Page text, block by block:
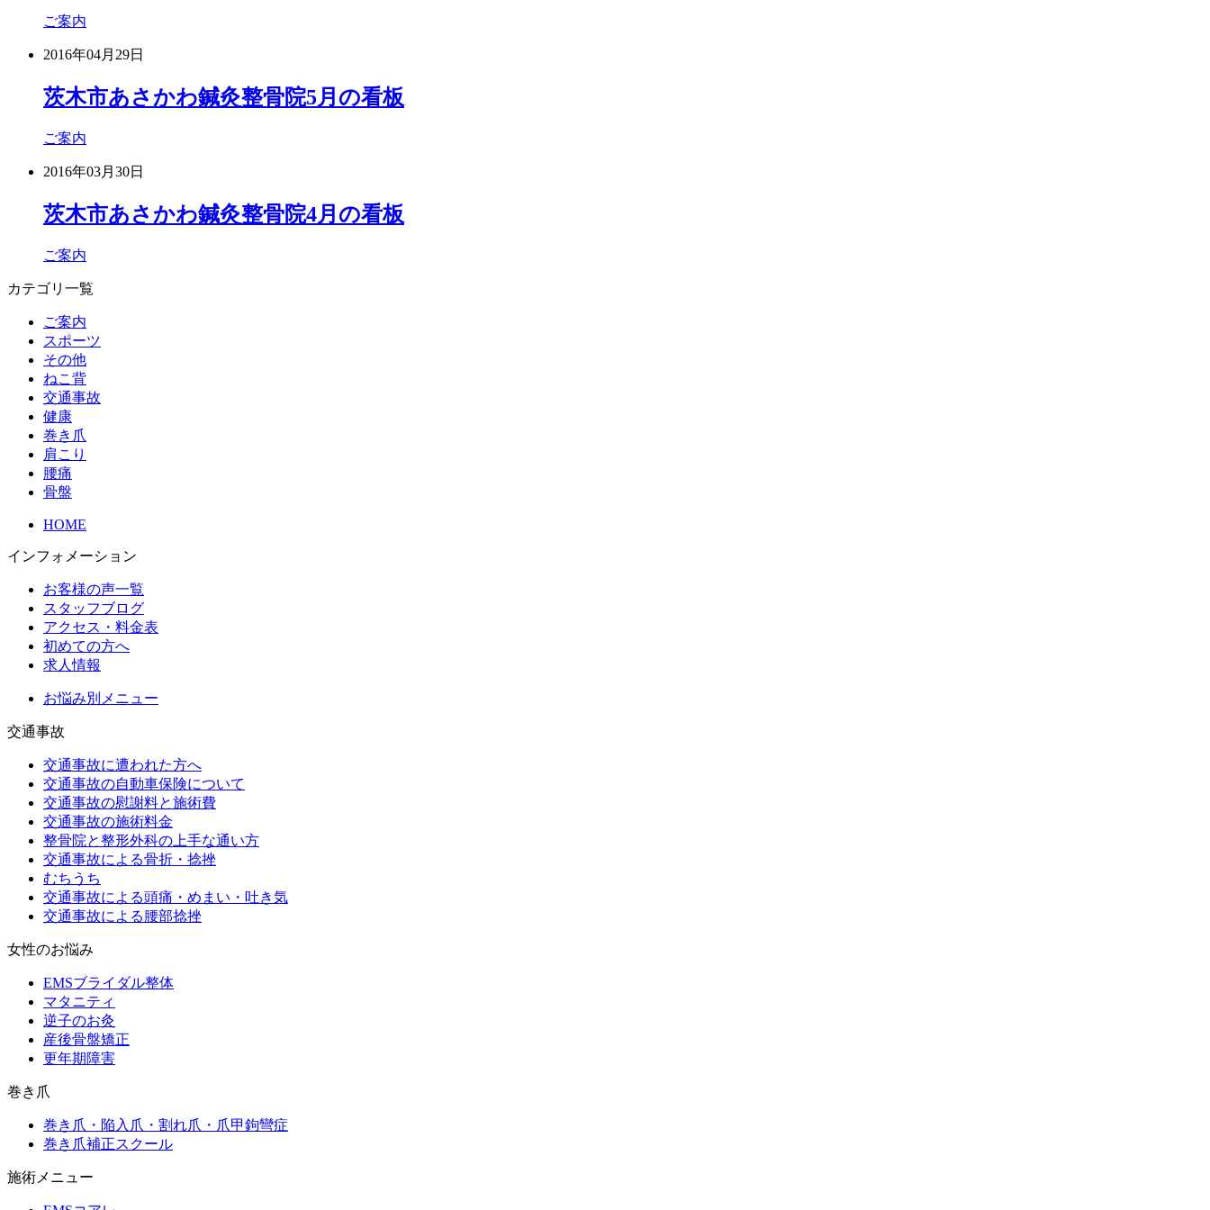
ご案内
2016年04月29日
茨木市あさかわ鍼灸整骨院5月の看板
ご案内
2016年03月30日
茨木市あさかわ鍼灸整骨院4月の看板
ご案内
カテゴリ一覧
ご案内
スポーツ
その他
ねこ背
交通事故
健康
巻き爪
肩こり
腰痛
骨盤
HOME
インフォメーション
お客様の声一覧
スタッフブログ
アクセス・料金表
初めての方へ
求人情報
お悩み別メニュー
交通事故
交通事故に遭われた方へ
交通事故の自動車保険について
交通事故の慰謝料と施術費
交通事故の施術料金
整骨院と整形外科の上手な通い方
交通事故による骨折・捻挫
むちうち
交通事故による頭痛・めまい・吐き気
交通事故による腰部捻挫
女性のお悩み
EMSブライダル整体
マタニティ
逆子のお灸
産後骨盤矯正
更年期障害
巻き爪
巻き爪・陥入爪・割れ爪・爪甲鉤彎症
巻き爪補正スクール
施術メニュー